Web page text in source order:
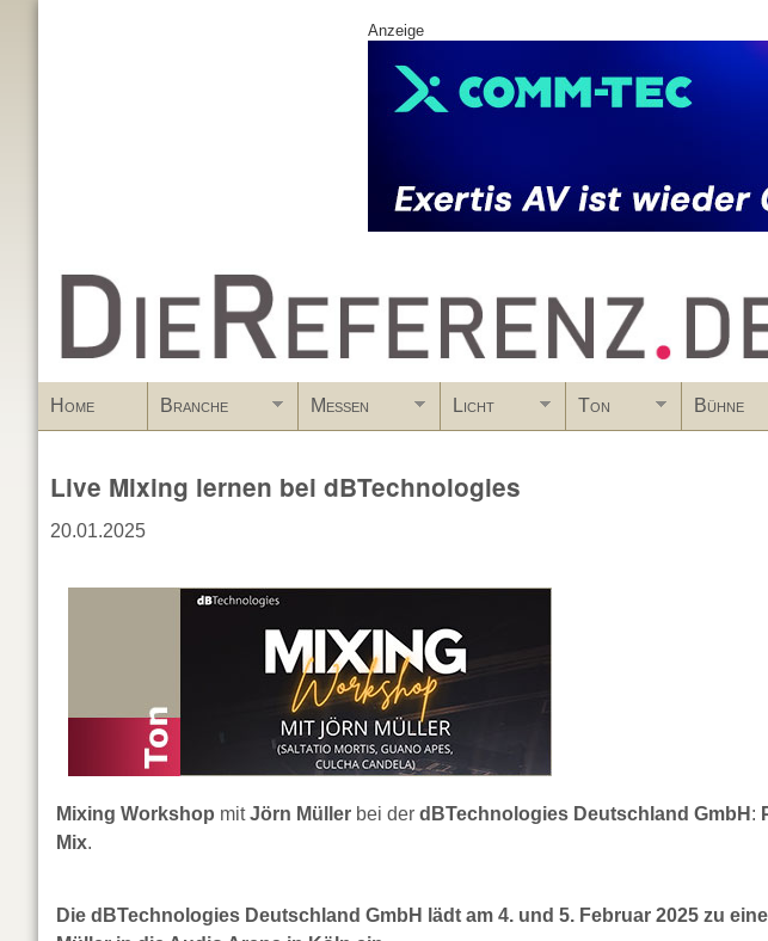
Anzeige
www.DieReferenz.de
Home Branche Messen Licht Ton Bühne
Live Mixing lernen bei dBTechnologies
20.01.2025
Mixing Workshop mitJörn Müller bei der dBTechnologies Deutschland GmbH :
Mix.
Die dBTechnologies Deutschland GmbH lädt am 4. und 5. Februar 2025 zu